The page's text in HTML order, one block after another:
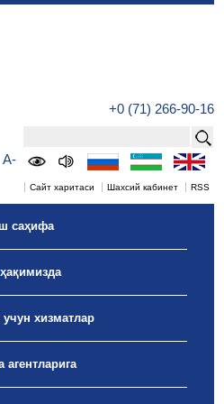
+0 (71) 266-90-16
A-
Сайт харитаси Шахсий кабинет RSS
саҳифа
хизматлар
агентларига